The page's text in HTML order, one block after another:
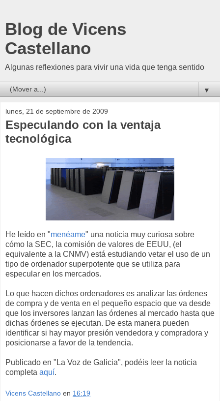
Blog de Vicens
Castellano
Algunas reflexiones para vivir una vida que tenga sentido
▼
lunes, 21 de septiembre de 2009
Especulando con la ventaja
tecnológica
He leído en "menéame" una noticia muy curiosa sobre
cómo la SEC, la comisión de valores de EEUU, (el
equivalente a la CNMV) está estudiando vetar el uso de un
tipo de ordenador superpotente que se utiliza para
especular en los mercados.
Lo que hacen dichos ordenadores es analizar las órdenes
de compra y de venta en el pequeño espacio que va desde
que los inversores lanzan las órdenes al mercado hasta que
dichas órdenes se ejecutan. De esta manera pueden
identificar si hay mayor presión vendedora y compradora y
posicionarse a favor de la tendencia.
Publicado en "La Voz de Galicia", podéis leer la noticia
completa aquí.
Vicens Castellano en 16:19